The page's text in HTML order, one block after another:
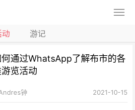
动 游记
通过WhatsApp了解布市的各
览活动
钟 2021-10-15